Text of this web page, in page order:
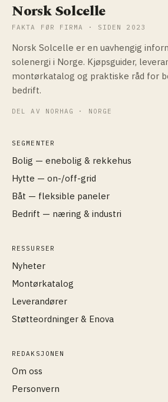
Norsk Solcelle
FAKTA FØR FIRMA · SIDEN 2023
Norsk Solcelle er en uavhengig
solenergi i Norge. Kjøpsguider,
montørkatalog og praktiske råd for
bedrift.
DEL AV NORHAG · NORGE
SEGMENTER
Bolig — enebolig & rekkehus
Hytte — on-/off-grid
Båt — fleksible paneler
Bedrift — næring & industri
RESSURSER
Nyheter
Montørkatalog
Leverandører
Støtteordninger & Enova
REDAKSJONEN
Om oss
Personvern